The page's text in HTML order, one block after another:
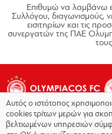
Επιθυμώ να λαμβάνω
Συλλόγου, διαγωνισμούς,
εισιτηρίων και τις
συνεργατών της ΠΑΕ
τους
Αυτός ο ιστότοπος
cookies τρίτων μερών για
βελτιωμένων υπηρεσιών